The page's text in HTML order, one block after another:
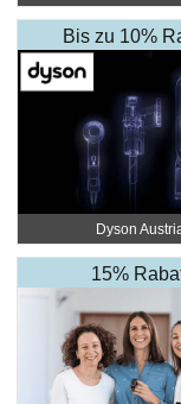
Bis zu 10%
Dyson
15%